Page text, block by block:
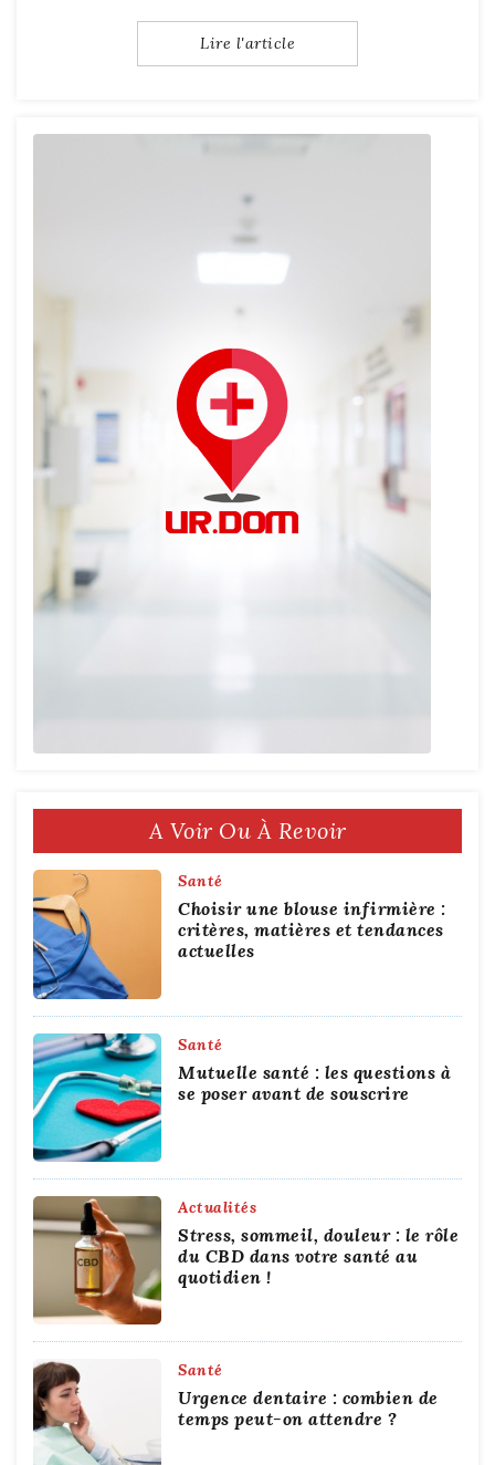
Lire l'article
A Voir Ou À Revoir
Santé
Choisir une blouse infirmière :
critères, matières et tendances
actuelles
Santé
Mutuelle santé : les questions à
se poser avant de souscrire
Actualités
Stress, sommeil, douleur : le rôle
du CBD dans votre santé au
quotidien !
Santé
Urgence dentaire : combien de
temps peut-on attendre ?